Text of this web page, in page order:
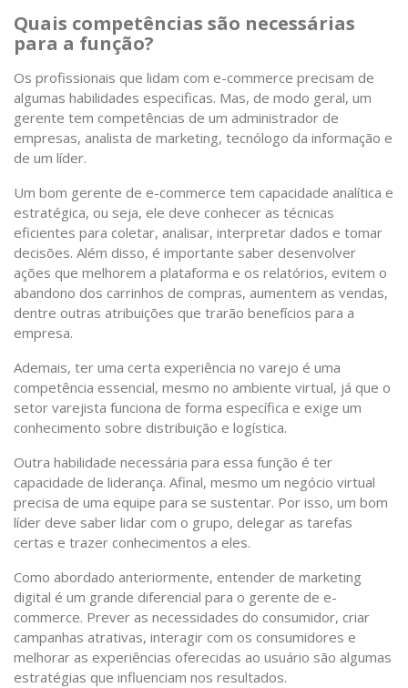
Quais competências são necessárias
para a função?
Os profissionais que lidam com e-commerce precisam de
algumas habilidades especificas. Mas, de modo geral, um
gerente tem competências de um administrador de
empresas, analista de marketing, tecnólogo da informação e
de um líder.
Um bom gerente de e-commerce tem capacidade analítica e
estratégica, ou seja, ele deve conhecer as técnicas
eficientes para coletar, analisar, interpretar dados e tomar
decisões. Além disso, é importante saber desenvolver
ações que melhorem a plataforma e os relatórios, evitem o
abandono dos carrinhos de compras, aumentem as vendas,
dentre outras atribuições que trarão benefícios para a
empresa.
Ademais, ter uma certa experiência no varejo é uma
competência essencial, mesmo no ambiente virtual, já que o
setor varejista funciona de forma específica e exige um
conhecimento sobre distribuição e logística.
Outra habilidade necessária para essa função é ter
capacidade de liderança. Afinal, mesmo um negócio virtual
precisa de uma equipe para se sustentar. Por isso, um bom
líder deve saber lidar com o grupo, delegar as tarefas
certas e trazer conhecimentos a eles.
Como abordado anteriormente, entender de marketing
digital é um grande diferencial para o gerente de e-
commerce. Prever as necessidades do consumidor, criar
campanhas atrativas, interagir com os consumidores e
melhorar as experiências oferecidas ao usuário são algumas
estratégias que influenciam nos resultados.